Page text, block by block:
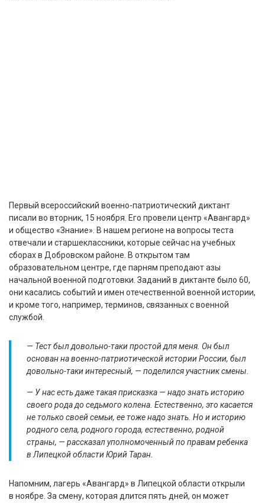
Первый всероссийский военно-патриотический диктант
писали во вторник, 15 ноября. Его провели центр «Авангард»
и общество «Знание». В нашем регионе на вопросы теста
отвечали и старшеклассники, которые сейчас на учебных
сборах в Добровском районе. В открытом там
образовательном центре, где парням преподают азы
начальной военной подготовки. Заданий в диктанте было 60,
они касались событий и имен отечественной военной истории,
и кроме того, например, терминов, связанных с военной
службой.
— Тест был довольно-таки простой для меня. Он был
основан на военно-патриотической истории России, был
довольно-таки интересный, — поделился участник смены.
— У нас есть даже такая присказка — надо знать историю
своего рода до седьмого колена. Естественно, это касается
не только своей семьи, ее тоже надо знать. Но и историю
родного села, родного города, естественно, родной
страны, — рассказал уполномоченный по правам ребенка
в Липецкой области Юрий Таран.
Напомним, лагерь «Авангард» в Липецкой области открыли
в ноябре. За смену, которая длится пять дней, он может